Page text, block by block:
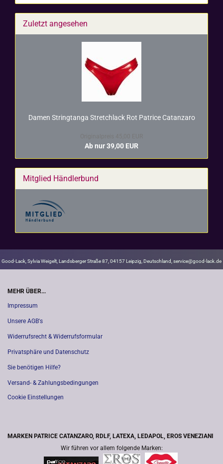
Zuletzt angesehen
Damen Stringtan­ga Stretch­lack Rot Pa­tri­ce Ca­t­an­za­ro
Ab nur 39,00 EUR
Mitglied Händlerbund
Good-Lack, Sylvia Weigelt, Landsberger Straße 87, 04157 Leipzig, Deutschland, service@good-lack.de
MEHR ÜBER...
Impressum
Unsere AGB's
Widerrufsrecht & Widerrufsformular
Privatsphäre und Datenschutz
Sie benötigen Hilfe?
Versand- & Zahlungsbedingungen
Cookie Einstellungen
MARKEN PATRICE CATANZARO, RDLF, LATEXA, LEDAPOL, EROS VENEZIANI
Wir führen vor allem folgende Marken: